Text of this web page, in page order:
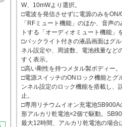
W、10mWより選択。
□電波を発信させずに電源のみをON/
「RFミュート機能」のほか、音声
トする「オーディオミュート機能」
□バックライト付きの液晶画面はグ
ネル設定や、周波数、電池残量など
すく表示。
□高い剛性を持つメタル製ボディー。
□電源スイッチのONロック機能とグ
ンネル設定のロック機能を搭載し、
止。
□専用リチウムイオン充電池SB900A
形アルカリ乾電池×2個で駆動。
最大12時間、アルカリ乾電池の場合